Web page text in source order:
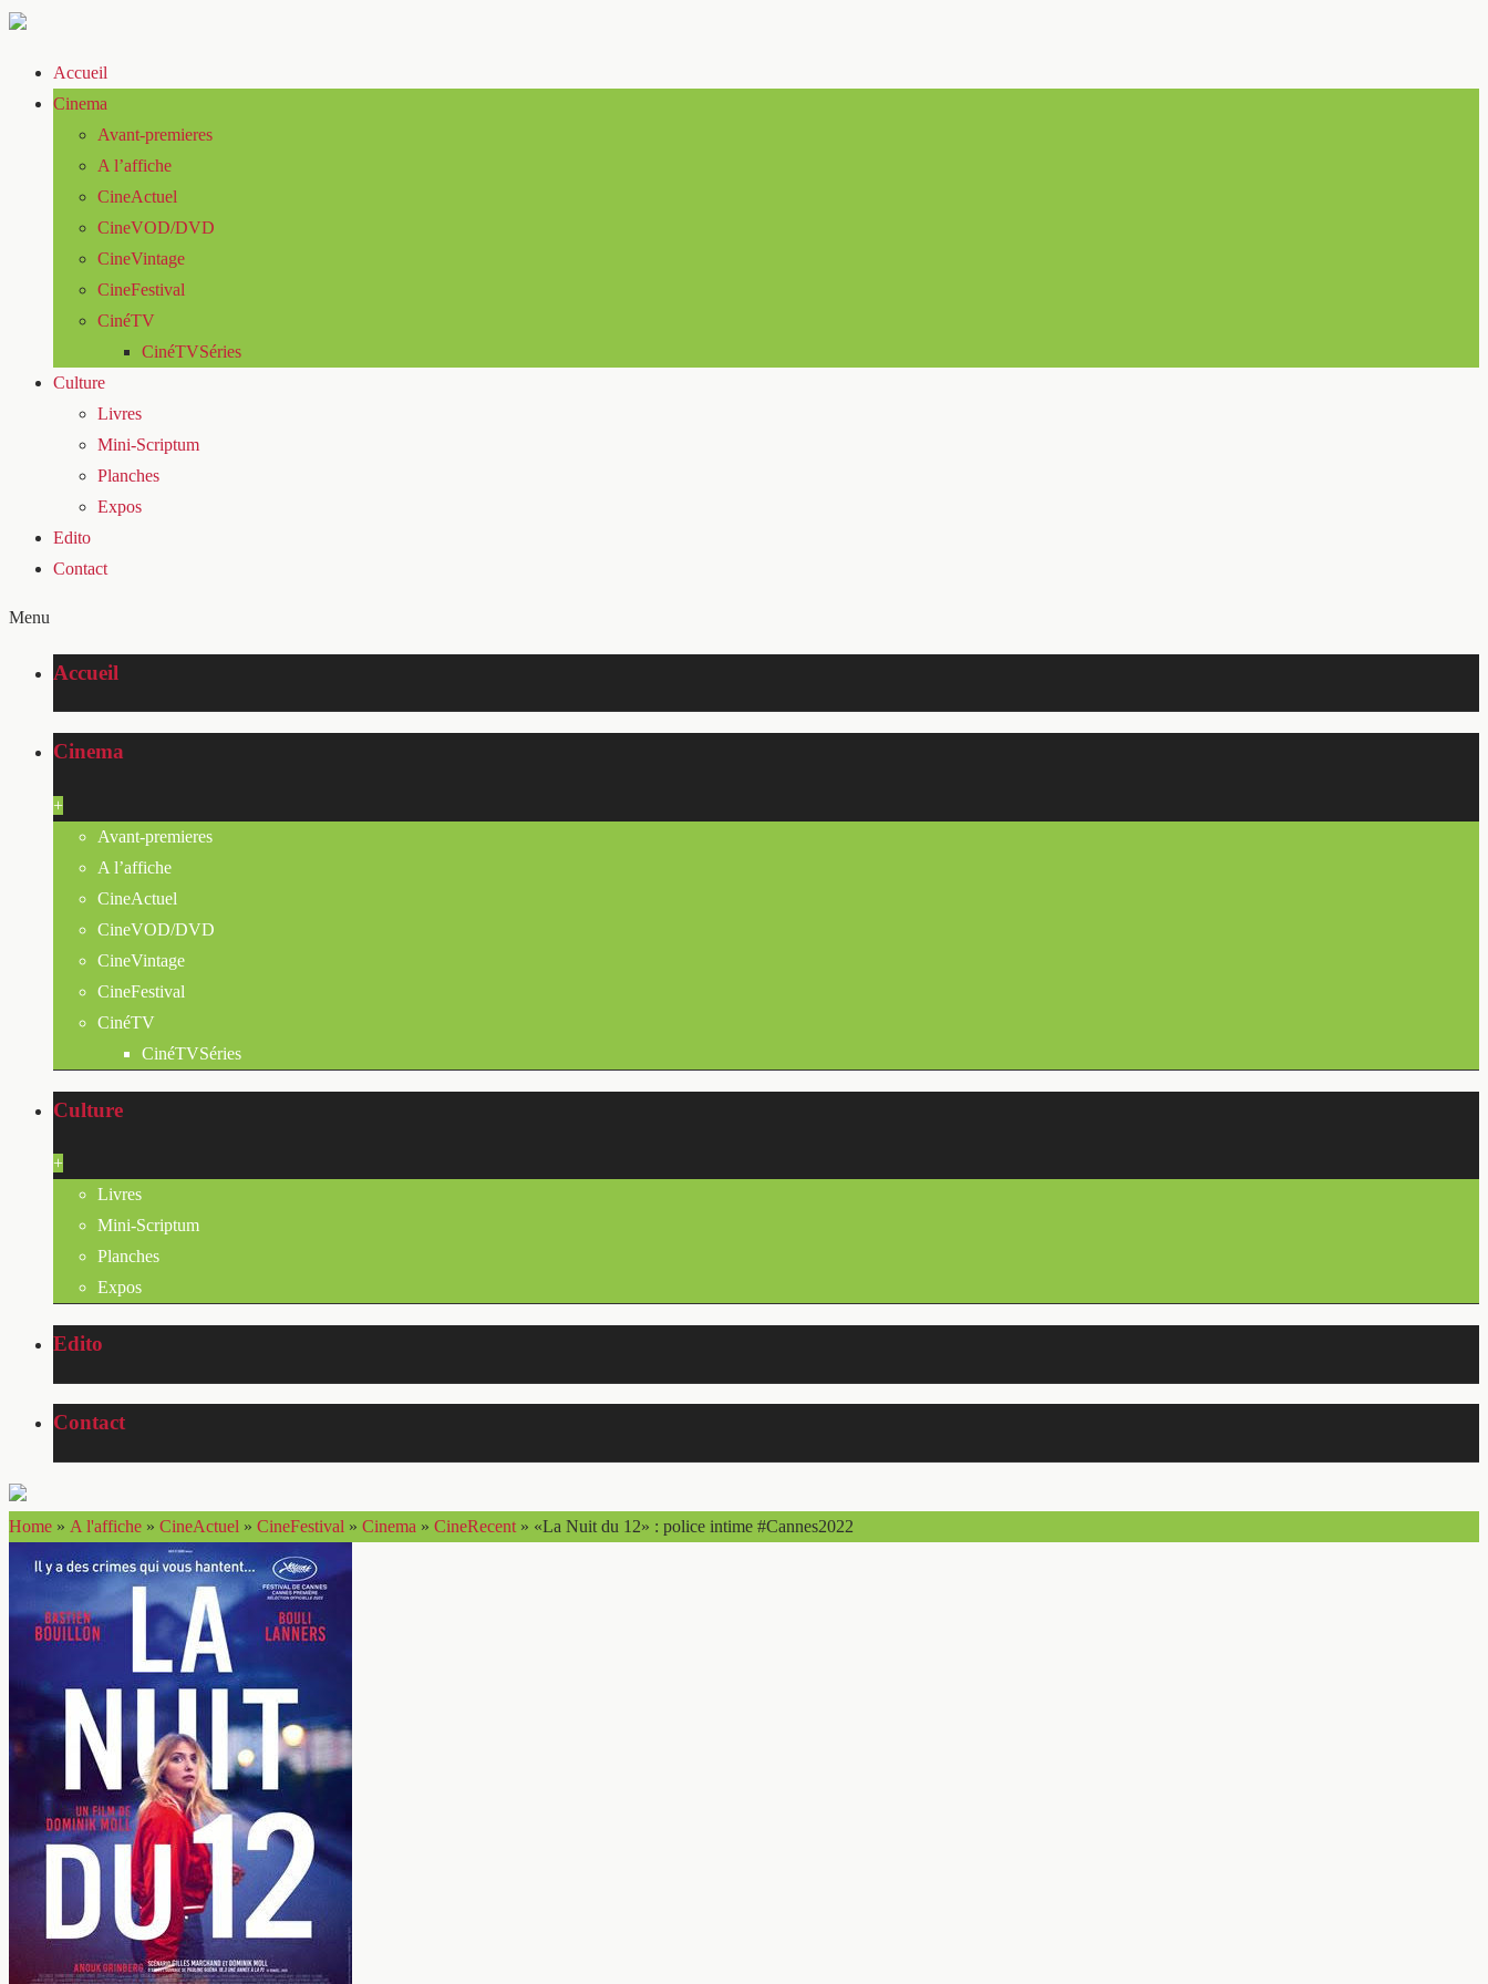
Accueil
Cinema
Avant-premieres
A l’affiche
CineActuel
CineVOD/DVD
CineVintage
CineFestival
CinéTV
CinéTVSéries
Culture
Livres
Mini-Scriptum
Planches
Expos
Edito
Contact
Menu
Accueil
Cinema
+
Avant-premieres
A l’affiche
CineActuel
CineVOD/DVD
CineVintage
CineFestival
CinéTV
CinéTVSéries
Culture
+
Livres
Mini-Scriptum
Planches
Expos
Edito
Contact
Home » A l'affiche » CineActuel » CineFestival » Cinema » CineRecent » «La Nuit du 12» : police intime #Cannes2022